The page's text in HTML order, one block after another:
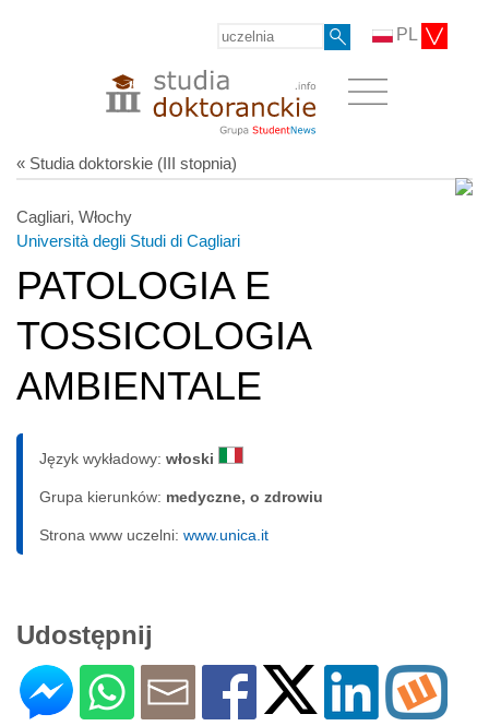
PL
« Studia doktorskie (III stopnia)
Cagliari, Włochy
Università degli Studi di Cagliari
PATOLOGIA E
TOSSICOLOGIA
AMBIENTALE
Język wykładowy: włoski
Grupa kierunków: medyczne, o zdrowiu
Strona www uczelni: www.unica.it
Udostępnij